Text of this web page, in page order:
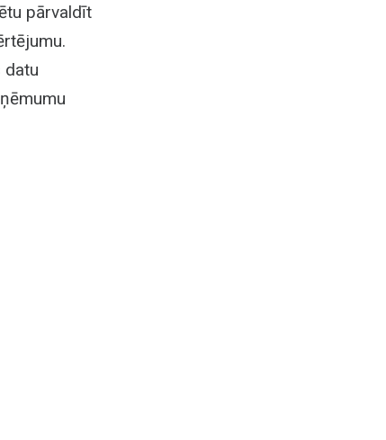
pārvaldīt
datu